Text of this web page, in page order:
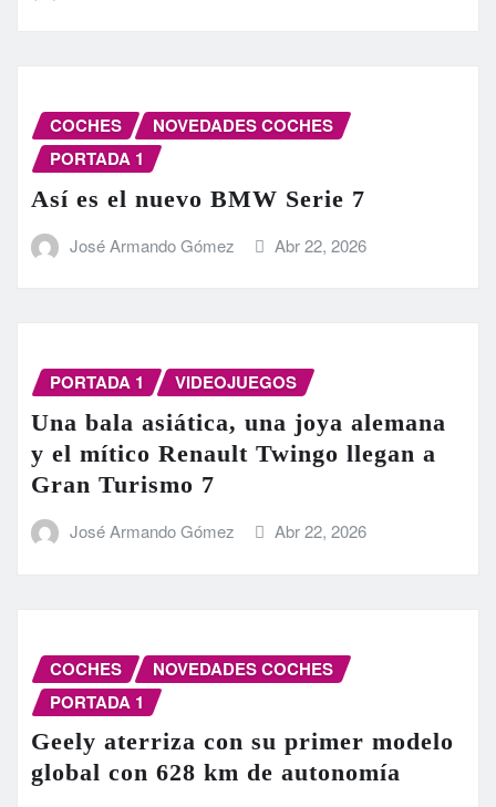
COCHES
NOVEDADES COCHES
PORTADA 1
Así es el nuevo BMW Serie 7
José Armando Gómez Abr 22, 2026
PORTADA 1 VIDEOJUEGOS
Una bala asiática, una joya alemana
y el mítico Renault Twingo llegan a
Gran Turismo 7
José Armando Gómez Abr 22, 2026
COCHES
NOVEDADES COCHES
PORTADA 1
Geely aterriza con su primer modelo
global con 628 km de autonomía